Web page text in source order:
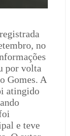
no
por volta
Gomes. A
atingido
e teve